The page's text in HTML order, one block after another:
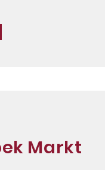
Markt